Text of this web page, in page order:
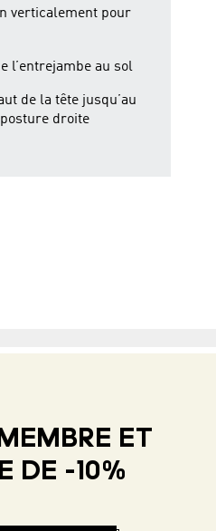
verticalement pour
l’entrejambe au sol
de la tête jusqu’au
droite
ET
DE -10%